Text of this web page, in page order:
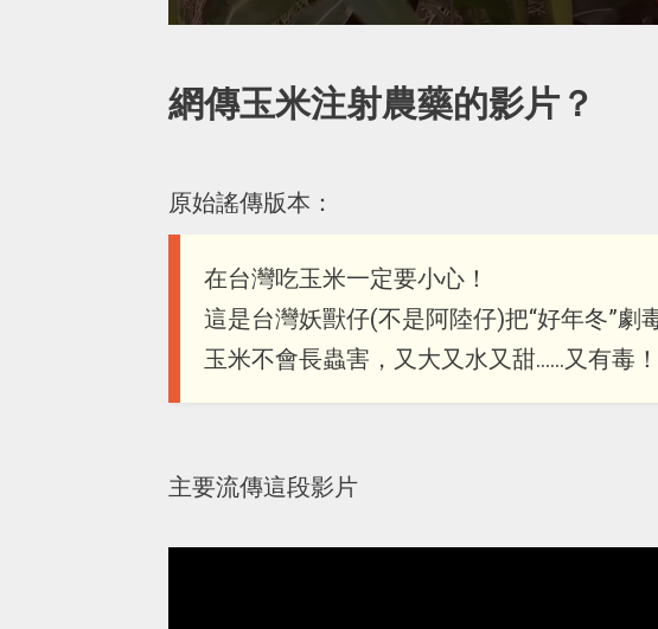
網傳玉米注射農藥的影片？
原始謠傳版本：
在台灣吃玉米一定要小心！
這是台灣妖獸仔(不是阿陸仔)把“好年冬”劇
玉米不會長蟲害，又大又水又甜......又有毒！
主要流傳這段影片